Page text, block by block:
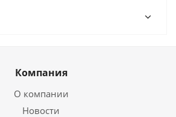
Компания
О компании
Новости